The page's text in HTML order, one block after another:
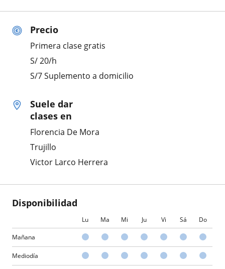
Precio
Primera clase gratis
S/20/h
S/7 Suplemento a domicilio
Suele dar
clases en
Florencia De Mora
Trujillo
Victor Larco Herrera
Disponibilidad
Lu Ma Mi Ju Vi Sá Do
Mañana
Mediodía